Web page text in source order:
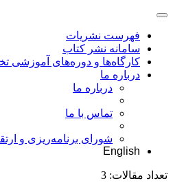
فهرست نشریات
سامانه نشر کتاب
کارگاه‌ها و دوره‌های آموزشی
درباره ما
درباره ما
تماس با ما
شورای برنامه‌ریزی و
English
تعداد مقالات: 3